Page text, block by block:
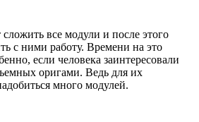
все модули и после этого
с ними работу. Времени на это
если человека заинтересовали
оригами. Ведь для их
много модулей.